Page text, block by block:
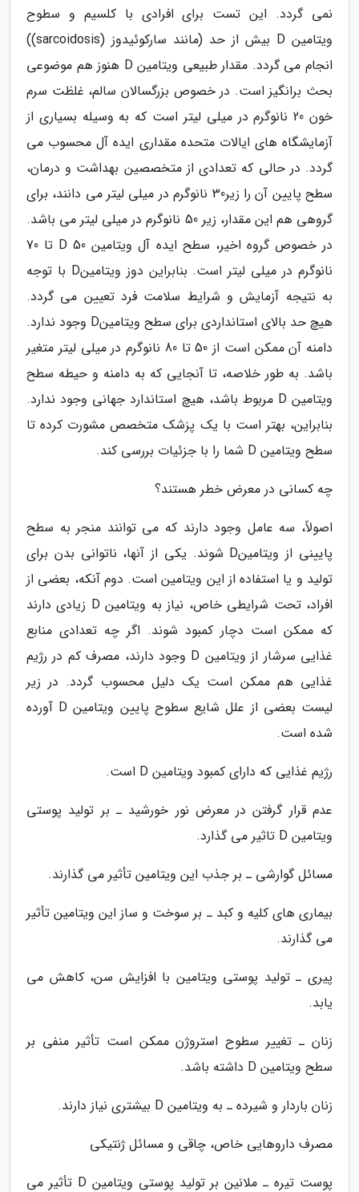
نمی گردد. این تست برای افرادی با کلسیم و سطوح
ویتامین D بیش از حد (مانند سارکوئیدوز (sarcoidosis))
انجام می گردد. مقدار طبیعی ویتامین D هنوز هم موضوعی
بحث برانگیز است. در خصوص بزرگسالان سالم، غلظت سرم
خون 20 نانوگرم در میلی لیتر است که به وسیله بسیاری از
آزمایشگاه های ایالات متحده مقداری ایده آل محسوب می
گردد. در حالی که تعدادی از متخصصین بهداشت و درمان،
سطح پایین آن را زیر30 نانوگرم در میلی لیتر می دانند، برای
گروهی هم این مقدار، زیر 50 نانوگرم در میلی لیتر می باشد.
در خصوص گروه اخیر، سطح ایده آل ویتامین D 50 تا 70
نانوگرم در میلی لیتر است. بنابراین دوز ویتامینD با توجه
به نتیجه آزمایش و شرایط سلامت فرد تعیین می گردد.
هیچ حد بالای استانداردی برای سطح ویتامینD وجود ندارد.
دامنه آن ممکن است از 50 تا 80 نانوگرم در میلی لیتر متغیر
باشد. به طور خلاصه، تا آنجایی که به دامنه و حیطه سطح
ویتامین D مربوط باشد، هیچ استاندارد جهانی وجود ندارد.
بنابراین، بهتر است با یک پزشک متخصص مشورت کرده تا
سطح ویتامین D شما را با جزئیات بررسی کند.
چه کسانی در معرض خطر هستند؟
اصولاً، سه عامل وجود دارند که می توانند منجر به سطح
پایینی از ویتامینD شوند. یکی از آنها، ناتوانی بدن برای
تولید و یا استفاده از این ویتامین است. دوم آنکه، بعضی از
افراد، تحت شرایطی خاص، نیاز به ویتامین D زیادی دارند
که ممکن است دچار کمبود شوند. اگر چه تعدادی منابع
غذایی سرشار از ویتامین D وجود دارند، مصرف کم در رژیم
غذایی هم ممکن است یک دلیل محسوب گردد. در زیر
لیست بعضی از علل شایع سطوح پایین ویتامین D آورده
شده است.
رژیم غذایی که دارای کمبود ویتامین D است.
عدم قرار گرفتن در معرض نور خورشید ـ بر تولید پوستی
ویتامین D تاثیر می گذارد.
مسائل گوارشی ـ بر جذب این ویتامین تأثیر می گذارند.
بیماری های کلیه و کبد ـ بر سوخت و ساز این ویتامین تأثیر
می گذارند.
پیری ـ تولید پوستی ویتامین با افزایش سن، کاهش می
یابد.
زنان ـ تغییر سطوح استروژن ممکن است تأثیر منفی بر
سطح ویتامین D داشته باشد.
زنان باردار و شیرده ـ به ویتامین D بیشتری نیاز دارند.
مصرف داروهایی خاص، چاقی و مسائل ژنتیکی
پوست تیره ـ ملانین بر تولید پوستی ویتامین D تأثیر می